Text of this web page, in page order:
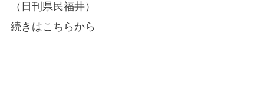
（日刊県民福井）
続きはこちらから